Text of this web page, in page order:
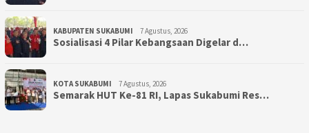
KABUPATEN SUKABUMI 7 Agustus, 2026
Sosialisasi 4 Pilar Kebangsaan Digelar d…
KOTA SUKABUMI 7 Agustus, 2026
Semarak HUT Ke-81 RI, Lapas Sukabumi Res…